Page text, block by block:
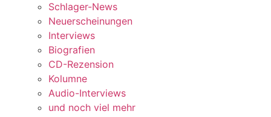
Schlager-News
Neuerscheinungen
Interviews
Biografien
CD-Rezension
Kolumne
Audio-Interviews
und noch viel mehr